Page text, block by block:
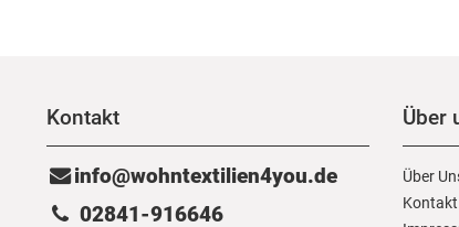
Kontakt
info@wohntextilien4you.de
02841-916646
Über
Über
Kontakt